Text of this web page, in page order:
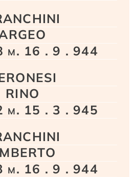
m. 16 . 9 . 944
RINO
m. 15 . 3 . 945
m. 16 . 9 . 944